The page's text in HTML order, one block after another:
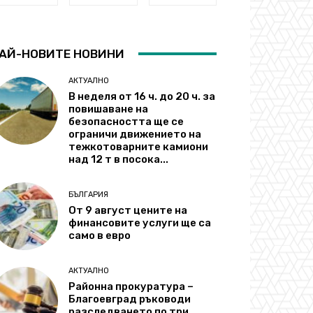
НОВИТЕ НОВИНИ
АКТУАЛНО
В неделя от 16 ч. до 20 ч. за
повишаване на
безопасността ще се
ограничи движението на
тежкотоварните камиони
над 12 т в посока...
БЪЛГАРИЯ
От 9 август цените на
финансовите услуги ще са
само в евро
АКТУАЛНО
Районна прокуратура –
Благоевград ръководи